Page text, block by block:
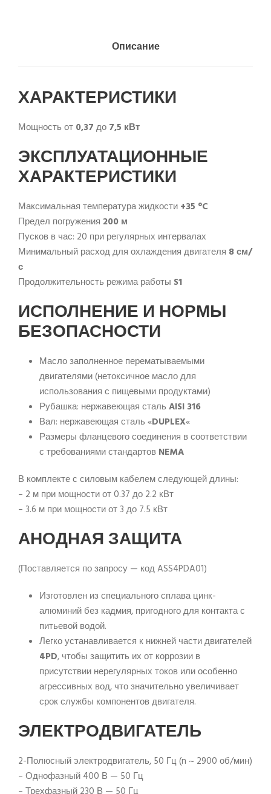
Описание
ХАРАКТЕРИСТИКИ
Мощность от 0,37 до 7,5 кВт
ЭКСПЛУАТАЦИОННЫЕ
ХАРАКТЕРИСТИКИ
Максимальная температура жидкости +35 °C
Предел погружения 200 м
Пусков в час: 20 при регулярных интервалах
Минимальный расход для охлаждения двигателя 8 см/
с
Продолжительность режима работы S1
ИСПОЛНЕНИЕ И НОРМЫ
БЕЗОПАСНОСТИ
Масло заполненное перематываемыми
двигателями (нетоксичное масло для
использования с пищевыми продуктами)
Рубашка: нержавеющая сталь AISI 316
Вал: нержавеющая сталь «DUPLEX«
Размеры фланцевого соединения в соответствии
с требованиями стандартов NEMA
В комплекте с силовым кабелем следующей длины:
– 2 м при мощности от 0.37 до 2.2 кВт
– 3.6 м при мощности от 3 до 7.5 кВт
АНОДНАЯ ЗАЩИТА
(Поставляется по запросу — код ASS4PDA01)
Изготовлен из специального сплава цинк-
алюминий без кадмия, пригодного для контакта с
питьевой водой.
Легко устанавливается к нижней части двигателей
4PD, чтобы защитить их от коррозии в
присутствии нерегулярных токов или особенно
агрессивных вод, что значительно увеличивает
срок службы компонентов двигателя.
ЭЛЕКТРОДВИГАТЕЛЬ
2-Полюсный электродвигатель, 50 Гц (n ~ 2900 об/мин)
– Однофазный 400 В — 50 Гц